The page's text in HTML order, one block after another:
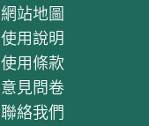
網站地圖
使用說明
使用條款
意見問卷
聯絡我們